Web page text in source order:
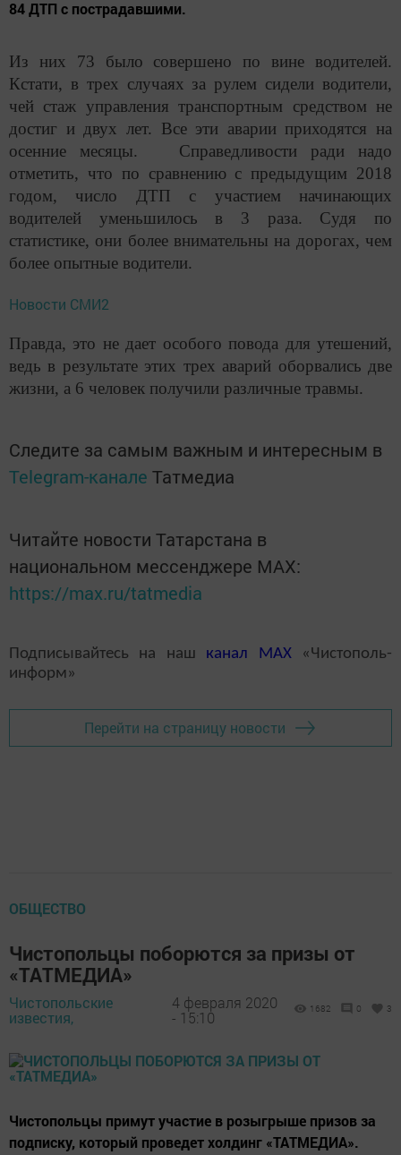
84 ДТП с пострадавшими.
Из них 73 было совершено по вине водителей.
Кстати, в трех случаях за рулем сидели водители,
чей стаж управления транспортным средством не
достиг и двух лет. Все эти аварии приходятся на
осенние месяцы. Справедливости ради надо
отметить, что по сравнению с предыдущим 2018
годом, число ДТП с участием начинающих
водителей уменьшилось в 3 раза. Судя по
статистике, они более внимательны на дорогах, чем
более опытные водители.
Новости СМИ2
Правда, это не дает особого повода для утешений,
ведь в результате этих трех аварий оборвались две
жизни, а 6 человек получили различные травмы.
Следите за самым важным и интересным в
Telegram-канале Татмедиа
Читайте новости Татарстана в
национальном мессенджере MАХ:
https://max.ru/tatmedia
Подписывайтесь на наш канал MAX«Чистополь-
информ»
Перейти на страницу новости
ОБЩЕСТВО
Чистопольцы поборются за призы от
«ТАТМЕДИА»
Чистопольские
известия,
4 февраля 2020
- 15:10
1682 0 3
Чистопольцы примут участие в розыгрыше призов за
подписку, который проведет холдинг «ТАТМЕДИА».